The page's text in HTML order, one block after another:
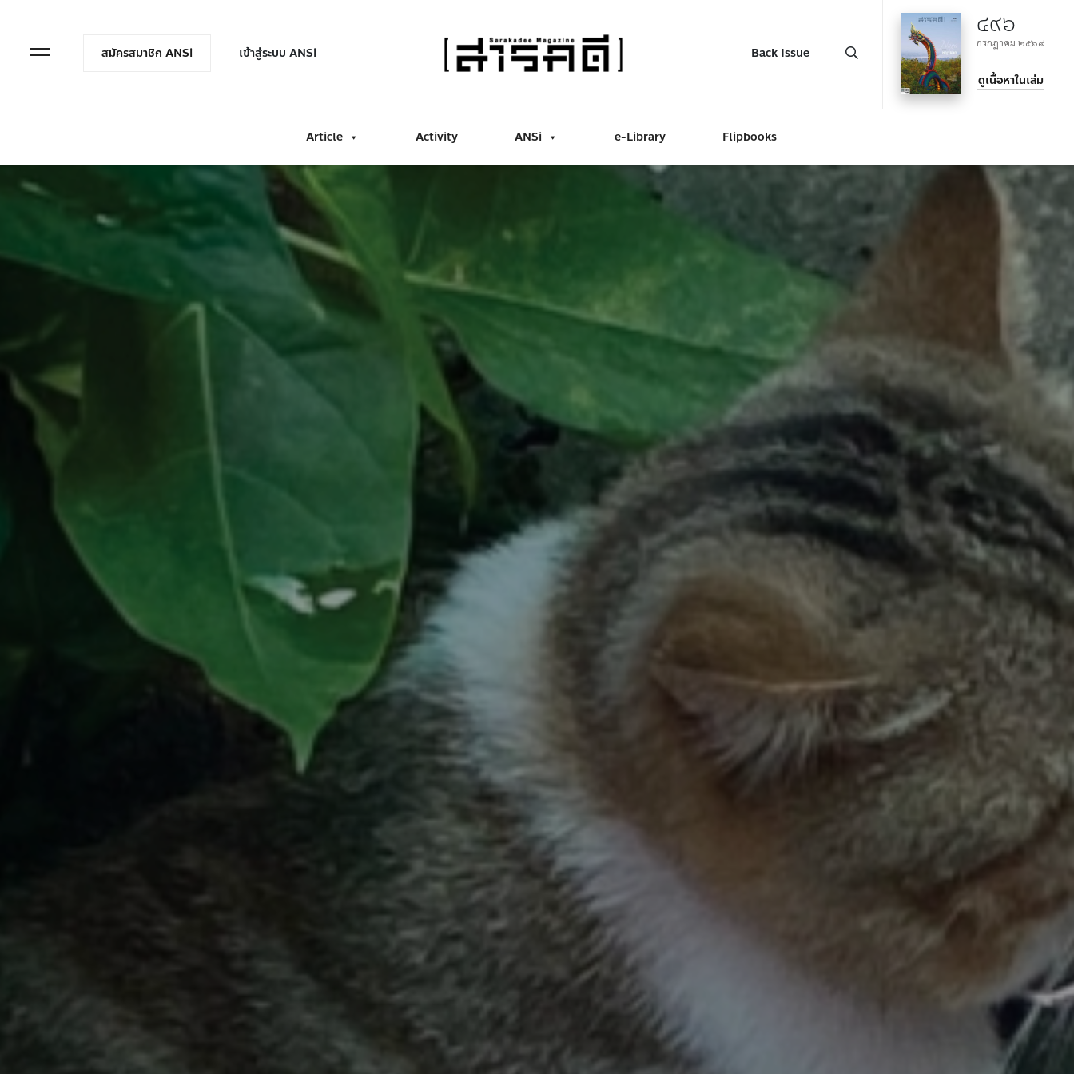
Open Menuสมัครสมาชิก ANSi เข้าสู่ระบบ ANSi Back Issue
๔๙๖
กรกฎาคม ๒๕๖๙
ดูเนื้อหาในเล่ม
Article Activity ANSi e-Library Flipbooks